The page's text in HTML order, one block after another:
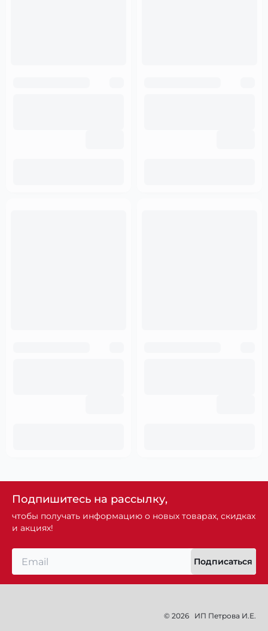
Подпишитесь на рассылку,
чтобы получать информацию о новых товарах, скидках
и акциях!
Подписаться
© 2026 ИП Петрова И.Е.